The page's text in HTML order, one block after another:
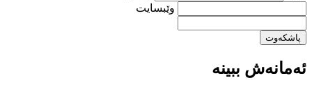
وێبسایت
پاشکەوت
ئەمانەش ببینە